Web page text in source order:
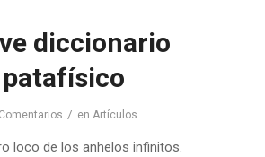
diccionario
patafísico
/ enArtículos
loco de los anhelos infinitos.